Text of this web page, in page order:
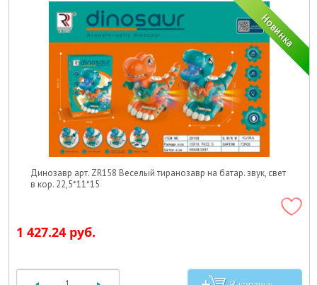
Динозавр арт. ZR158 Веселый тиранозавр на батар. звук, свет
в кор. 22,5*11*15
1 427.24 руб.